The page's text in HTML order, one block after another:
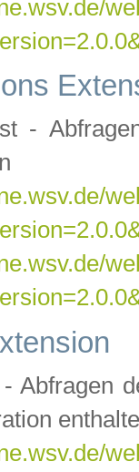
-
- Abfragen